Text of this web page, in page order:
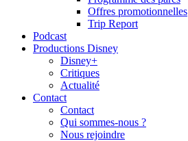
Offres promotionnelles
Trip Report
Podcast
Productions Disney
Disney+
Critiques
Actualité
Contact
Contact
Qui sommes-nous ?
Nous rejoindre